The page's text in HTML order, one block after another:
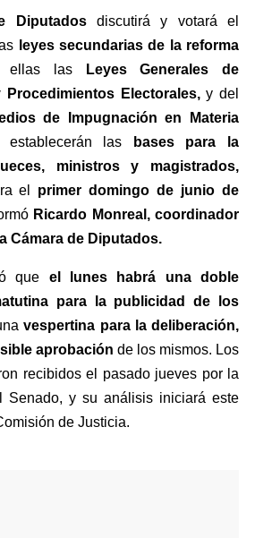
Diputados discutirá y votará el
leyes secundarias de la reforma
ellas las
Leyes Generales de
Procedimientos Electorales,
de Impugnación en Materia
establecerán las bases para la
elección de jueces, ministros y magistrados,
el primer domingo de junio de
Ricardo Monreal, coordinador
Cámara de Diputados.
que el lunes habrá una doble
para la publicidad de los
vespertina para la deliberación,
aprobación de los mismos. Los
recibidos el pasado jueves por la
Senado, y su análisis iniciará este
de Justicia.